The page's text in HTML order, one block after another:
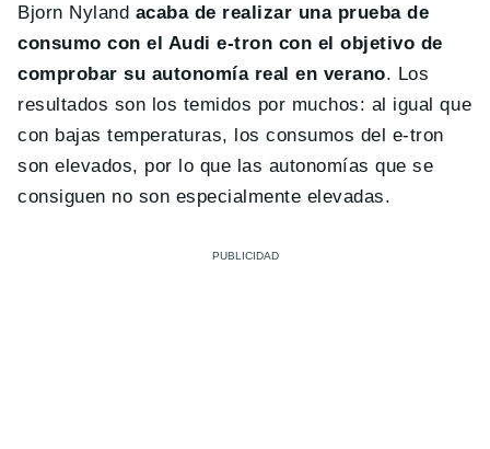
Bjorn Nyland acaba de realizar una prueba de
consumo con el Audi e-tron con el objetivo de
comprobar su autonomía real en verano. Los
resultados son los temidos por muchos: al igual que
con bajas temperaturas, los consumos del e-tron
son elevados, por lo que las autonomías que se
consiguen no son especialmente elevadas.